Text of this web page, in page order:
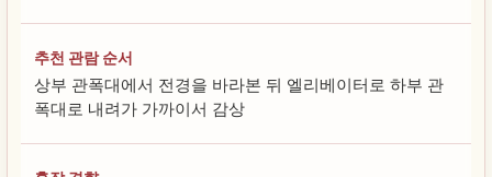
추천 관람 순서
상부 관폭대에서 전경을 바라본 뒤 엘리베이터로 하부 관
폭대로 내려가 가까이서 감상